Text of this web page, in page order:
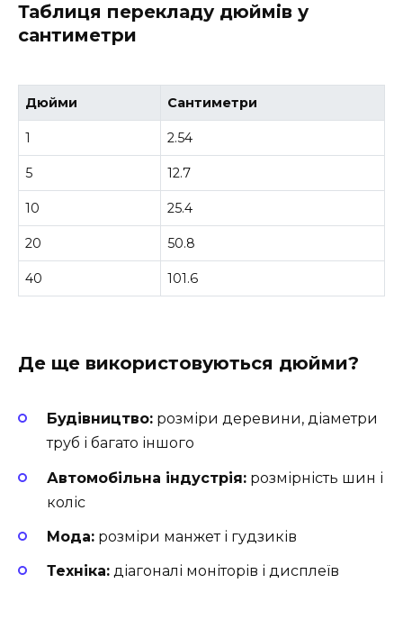
Таблиця перекладу дюймів у
сантиметри
Дюйми Сантиметри
1 2.54
5 12.7
10 25.4
20 50.8
40 101.6
Де ще використовуються дюйми?
Будівництво: розміри деревини, діаметри
труб і багато іншого
Автомобільна індустрія: розмірність шин і
коліс
Мода: розміри манжет і гудзиків
Техніка: діагоналі моніторів і дисплеїв